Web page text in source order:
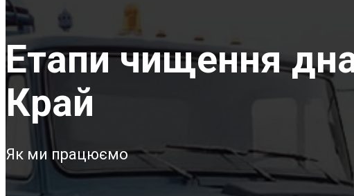
Етапи чищення
Край
Як ми працюємо